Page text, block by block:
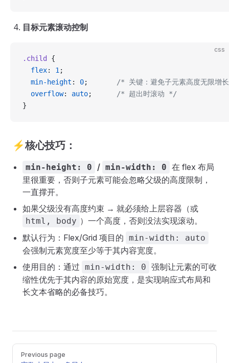
目标元素滚动控制
css
.child
{
  flex
: 1 ;
  min-height
: 0;
/* 关键：避免子元素高度无限增
  overflow
: auto;
/* 超出时滚动 */
}
⚡核心技巧：
min-height: 0 / min-width: 0 在 flex 布局
里很重要，否则子元素可能会忽略父级的高度限制，
一直撑开。
如果父级没有高度约束 → 就必须给上层容器（或
html, body ）一个高度，否则没法实现滚动。
默认行为：Flex/Grid 项目的 min-width: auto
会强制元素宽度至少等于其内容宽度。
使用目的：通过 min-width: 0 强制让元素的可收
缩性优先于其内容的原始宽度，是实现响应式布局和
长文本省略的必备技巧。
Pager
Previous page